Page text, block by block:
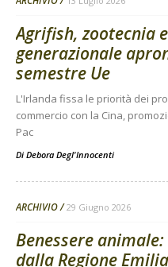
Agrifish, zootecnia
generazionale
semestre Ue
L'Irlanda fissa le priorità dei
commercio con la Cina,
Pac
Di Debora Degl'Innocenti
ARCHIVIO 29 Giugno 2026
Benessere
dalla Regione